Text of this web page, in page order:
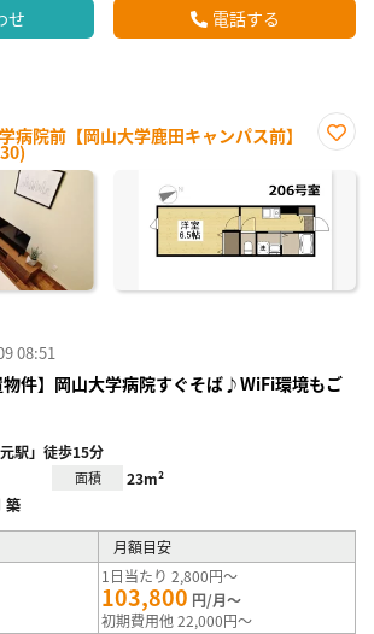
せ 電話する
病院前【岡山大学鹿田キャンパス前】
に入
り登
08:51
物件】岡山大学病院すぐそば♪WiFi環境もご
駅」徒歩15分
面積 23m²
築
月額目安
1日当たり 2,800円～
103,800 円/月～
初期費用他 22,000円～